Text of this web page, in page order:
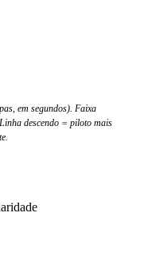
em segundos). Faixa
descendo = piloto mais